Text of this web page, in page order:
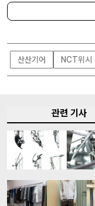
스타그램에 공개된다니 참고
산산기어 NCT위시
관련 기사